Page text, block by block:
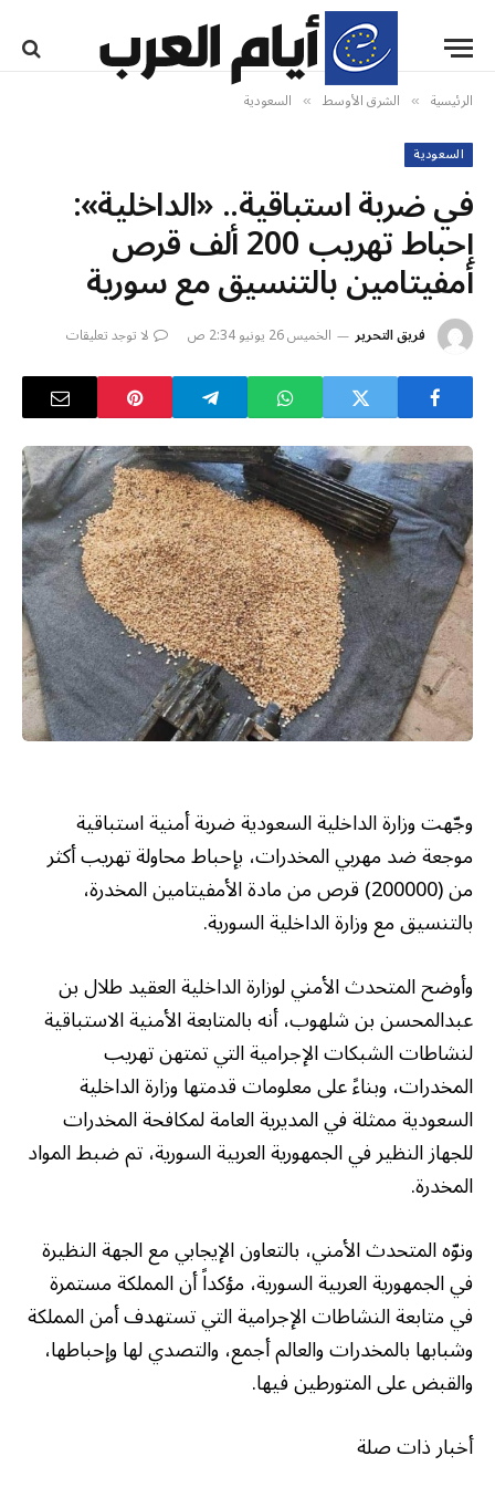
الرئيسية » الشرق الأوسط » السعودية
السعودية
في ضربة استباقية.. «الداخلية»:
إحباط تهريب 200 ألف قرص
أمفيتامين بالتنسيق مع سورية
فريق التحرير الخميس 26 يونيو 2:34 ص لا توجد تعليقات
وجّهت وزارة الداخلية السعودية ضربة أمنية استباقية
موجعة ضد مهربي المخدرات، بإحباط محاولة تهريب أكثر
من (200000) قرص من مادة الأمفيتامين المخدرة،
بالتنسيق مع وزارة الداخلية السورية.
وأوضح المتحدث الأمني لوزارة الداخلية العقيد طلال بن
عبدالمحسن بن شلهوب، أنه بالمتابعة الأمنية الاستباقية
لنشاطات الشبكات الإجرامية التي تمتهن تهريب
المخدرات، وبناءً على معلومات قدمتها وزارة الداخلية
السعودية ممثلة في المديرية العامة لمكافحة المخدرات
للجهاز النظير في الجمهورية العربية السورية، تم ضبط المواد
المخدرة.
ونوّه المتحدث الأمني، بالتعاون الإيجابي مع الجهة النظيرة
في الجمهورية العربية السورية، مؤكداً أن المملكة مستمرة
في متابعة النشاطات الإجرامية التي تستهدف أمن المملكة
وشبابها بالمخدرات والعالم أجمع، والتصدي لها وإحباطها،
والقبض على المتورطين فيها.
أخبار ذات صلة